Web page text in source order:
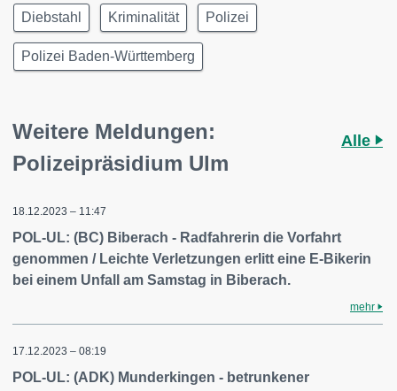
Diebstahl Kriminalität Polizei
Polizei Baden-Württemberg
Weitere Meldungen:
Polizeipräsidium Ulm
Alle
18.12.2023 – 11:47
POL-UL: (BC) Biberach - Radfahrerin die Vorfahrt
genommen / Leichte Verletzungen erlitt eine E-Bikerin
bei einem Unfall am Samstag in Biberach.
mehr
17.12.2023 – 08:19
POL-UL: (ADK) Munderkingen - betrunkener